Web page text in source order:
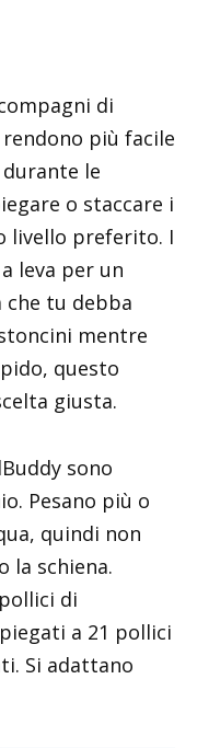
di
più facile
le
o staccare i
livello preferito. I
leva per un
che tu debba
mentre
questo
giusta.
sono
Pesano più o
quindi non
la schiena.
di
a 21 pollici
Si adattano